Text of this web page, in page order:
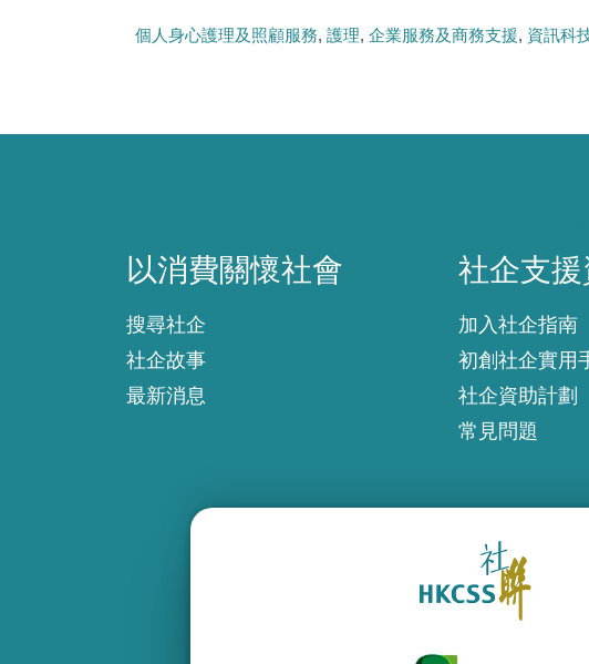
個人身心護理及照顧服務 護理 企業服務及商務支援 資訊科
以消費關懷社會
搜尋社企
社企故事
最新消息
社企支援
加入社企指南
初創社企實用
社企資助計劃
常見問題